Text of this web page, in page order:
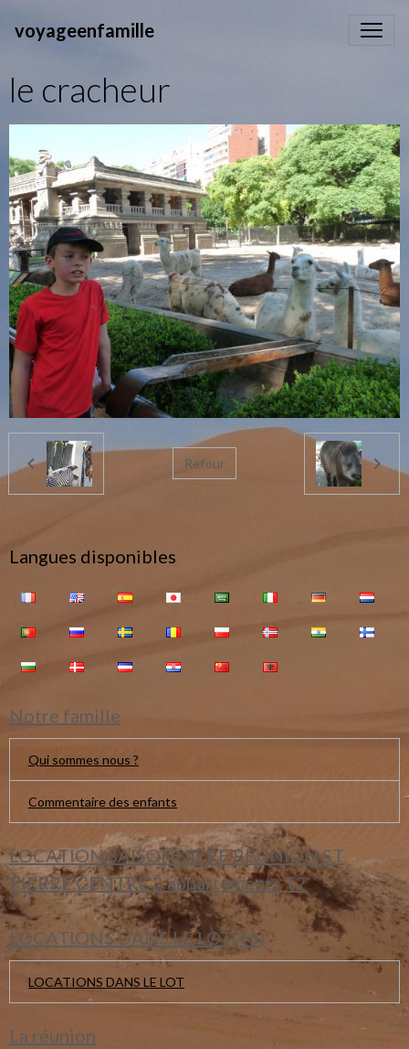
voyageenfamille
le cracheur
Retour
Langues disponibles
Notre famille
Qui sommes nous ?
Commentaire des enfants
LOCATION SAISONNIERE REUNION ST
PIERRE CENTRE 2 appartements T2
LOCATIONS DANS LE LOT(46)
LOCATIONS DANS LE LOT
La réunion